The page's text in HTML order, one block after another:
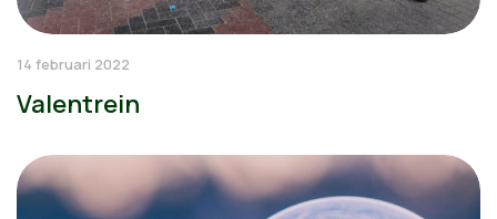
14 februari 2022
Valentrein